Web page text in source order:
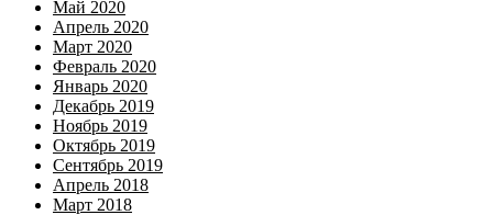
Май 2020
Апрель 2020
Март 2020
Февраль 2020
Январь 2020
Декабрь 2019
Ноябрь 2019
Октябрь 2019
Сентябрь 2019
Апрель 2018
Март 2018